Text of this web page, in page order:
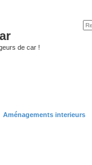
de car !
Aménagements interieurs